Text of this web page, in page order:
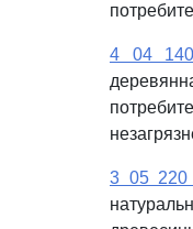
4 04
3 05